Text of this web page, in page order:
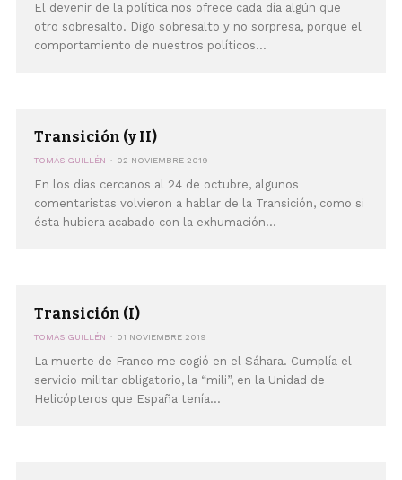
El devenir de la política nos ofrece cada día algún que
otro sobresalto. Digo sobresalto y no sorpresa, porque el
comportamiento de nuestros políticos...
Transición (y II)
TOMÁS GUILLÉN 02 NOVIEMBRE 2019
En los días cercanos al 24 de octubre, algunos
comentaristas volvieron a hablar de la Transición, como si
ésta hubiera acabado con la exhumación...
Transición (I)
TOMÁS GUILLÉN 01 NOVIEMBRE 2019
La muerte de Franco me cogió en el Sáhara. Cumplía el
servicio militar obligatorio, la “mili”, en la Unidad de
Helicópteros que España tenía...